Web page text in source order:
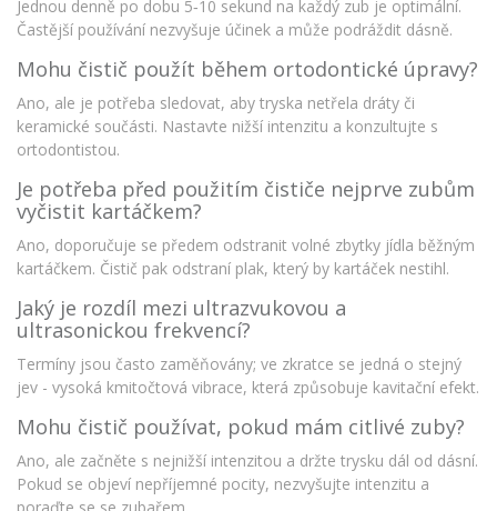
Jednou denně po dobu 5‑10 sekund na každý zub je optimální.
Častější používání nezvyšuje účinek a může podráždit dásně.
Mohu čistič použít během ortodontické úpravy?
Ano, ale je potřeba sledovat, aby tryska netřela dráty či
keramické součásti. Nastavte nižší intenzitu a konzultujte s
ortodontistou.
Je potřeba před použitím čističe nejprve zubům
vyčistit kartáčkem?
Ano, doporučuje se předem odstranit volné zbytky jídla běžným
kartáčkem. Čistič pak odstraní plak, který by kartáček nestihl.
Jaký je rozdíl mezi ultrazvukovou a
ultrasonickou frekvencí?
Termíny jsou často zaměňovány; ve zkratce se jedná o stejný
jev - vysoká kmitočtová vibrace, která způsobuje kavitační efekt.
Mohu čistič používat, pokud mám citlivé zuby?
Ano, ale začněte s nejnižší intenzitou a držte trysku dál od dásní.
Pokud se objeví nepříjemné pocity, nezvyšujte intenzitu a